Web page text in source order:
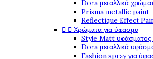
Dora μεταλλικά
Prisma metallic paint
Reflectique Effect
  Χρώματα για ύφασμα
Style Matt υφάσματος
Dora μεταλλικά
Fashion spray για